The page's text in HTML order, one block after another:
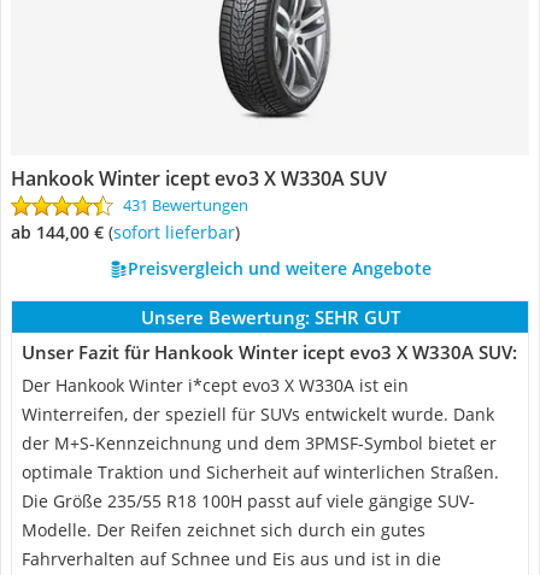
Hankook Winter icept evo3 X W330A SUV
431 Bewertungen
ab 144,00 € ( Sofort lieferbar)
Preisvergleich und weitere Angebote
Unsere Bewertung: SEHR GUT
Unser Fazit für Hankook Winter icept evo3 X W330A SUV:
Der Hankook Winter i*cept evo3 X W330A ist ein
Winterreifen, der speziell für SUVs entwickelt wurde. Dank
der M+S-Kennzeichnung und dem 3PMSF-Symbol bietet er
optimale Traktion und Sicherheit auf winterlichen Straßen.
Die Größe 235/55 R18 100H passt auf viele gängige SUV-
Modelle. Der Reifen zeichnet sich durch ein gutes
Fahrverhalten auf Schnee und Eis aus und ist in die